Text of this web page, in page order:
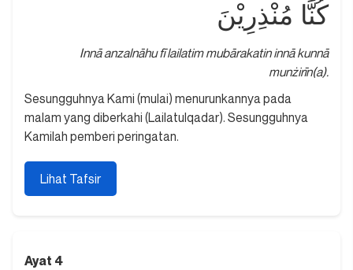
كُنَّا مُنْذِرِيْنَ
Innā anzalnāhu fī lailatim mubārakatin innā kunnā
munżirīn(a).
Sesungguhnya Kami (mulai) menurunkannya pada
malam yang diberkahi (Lailatulqadar). Sesungguhnya
Kamilah pemberi peringatan.
Lihat Tafsir
Ayat 4